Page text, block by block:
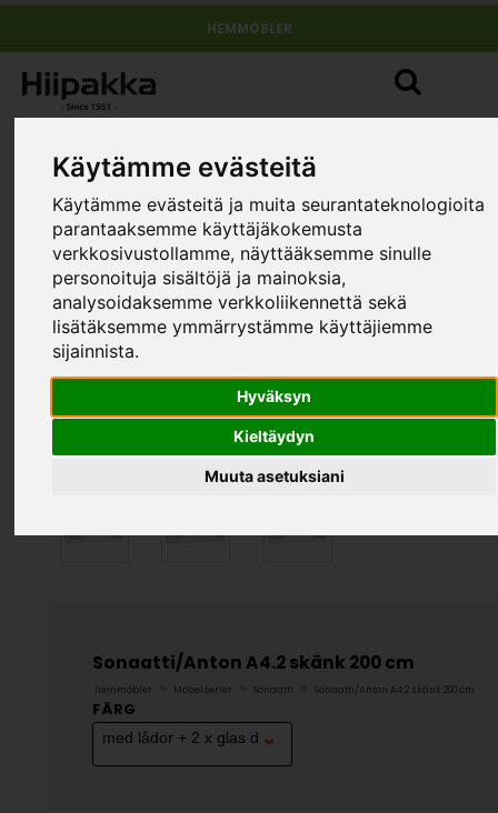
Käytämme evästeitä
Käytämme evästeitä ja muita seurantateknologioita
parantaaksemme käyttäjäkokemusta
verkkosivustollamme, näyttääksemme sinulle
personoituja sisältöjä ja mainoksia,
analysoidaksemme verkkoliikennettä sekä
lisätäksemme ymmärrystämme käyttäjiemme
sijainnista.
Hyväksyn
Kieltäydyn
Muuta asetuksiani
HEMMÖBLER
Sonaatti/Anton A4.2 skänk 200 cm
hemmöbler Möbelserier Sonaatti Sonaatti/Anton A4.2 skänk 200 cm
FÄRG